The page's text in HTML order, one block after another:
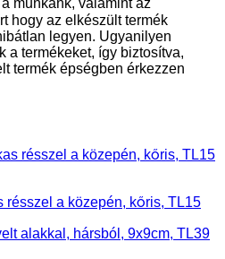
hogy az elkészült termék
legyen. Ugyanilyen
a termékeket, így biztosítva,
termék épségben érkezzen
résszel a közepén, kőris, TL15